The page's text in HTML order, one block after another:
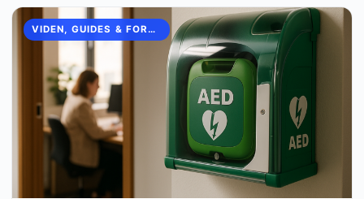
VIDEN, GUIDES & FORKLARINGER